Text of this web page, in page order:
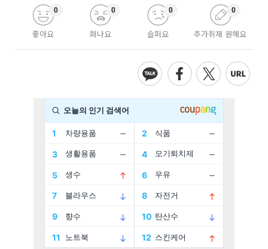
좋아요
0
화나요
0
슬퍼요
0
추가취재 원해요
0